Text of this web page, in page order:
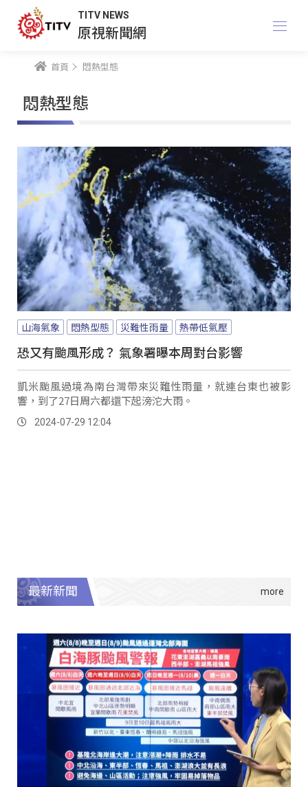
TITV NEWS
原視新聞網
首頁 悶熱型態
悶熱型態
山海氣象 悶熱型態 災難性雨量 熱帶低氣壓
恐又有颱風形成？ 氣象署曝本周對台影響
凱米颱風過境為南台灣帶來災難性雨量，就連台東也被影
響，到了27日周六都還下起滂沱大雨。
2024-07-29 12:04
最新新聞